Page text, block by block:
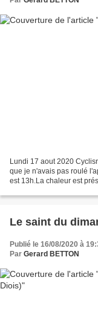
Lundi 17 aout 2020
que je n'avais pas roulé
est 13h.La chaleur est
Le saint du
Publié le 16/08/2020 à
Par Gerard BETTON